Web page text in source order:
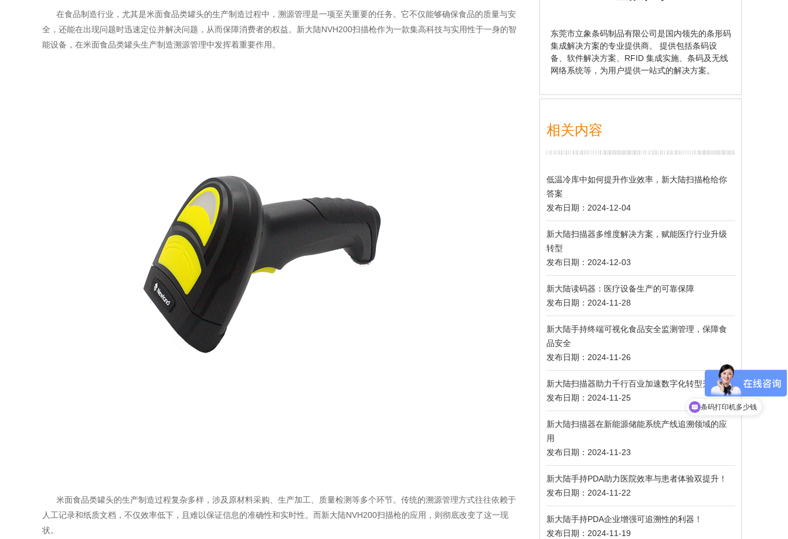
在食品制造行业，尤其是米面食品类罐头的生产制造过程中，溯源管理是一项至关重要的任务。它不仅能够确保食品的质量与安
全，还能在出现问题时迅速定位并解决问题，从而保障消费者的权益。新大陆NVH200扫描枪作为一款集高科技与实用性于一身的智
能设备，在米面食品类罐头生产制造溯源管理中发挥着重要作用。
米面食品类罐头的生产制造过程复杂多样，涉及原材料采购、生产加工、质量检测等多个环节。传统的溯源管理方式往往依赖于
人工记录和纸质文档，不仅效率低下，且难以保证信息的准确性和实时性。而新大陆NVH200扫描枪的应用，则彻底改变了这一现
状。
东莞市立象条码制品有限公司是国内领先的条形码
集成解决方案的专业提供商。 提供包括条码设
备、软件解决方案、RFID 集成实施、条码及无线
网络系统等，为用户提供一站式的解决方案。
相关内容
低温冷库中如何提升作业效率，新大陆扫描枪给你
答案
发布日期：2024-12-04
新大陆扫描器多维度解决方案，赋能医疗行业升级
转型
发布日期：2024-12-03
新大陆读码器：医疗设备生产的可靠保障
发布日期：2024-11-28
新大陆手持终端可视化食品安全监测管理，保障食
品安全
发布日期：2024-11-26
新大陆扫描器助力千行百业加速数字化转型升级
发布日期：2024-11-25
新大陆扫描器在新能源储能系统产线追溯领域的应
用
发布日期：2024-11-23
新大陆手持PDA助力医院效率与患者体验双提升！
发布日期：2024-11-22
新大陆手持PDA企业增强可追溯性的利器！
发布日期：2024-11-19
条码打印机多少钱